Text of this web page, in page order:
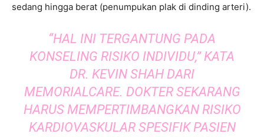
sedang hingga berat (penumpukan plak di dinding arteri).
“HAL INI TERGANTUNG PADA
KONSELING RISIKO INDIVIDU,” KATA
DR. KEVIN SHAH DARI
MEMORIALCARE. DOKTER SEKARANG
HARUS MEMPERTIMBANGKAN RISIKO
KARDIOVASKULAR SPESIFIK PASIEN